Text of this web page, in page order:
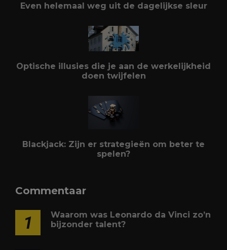
Even helemaal weg uit de dagelijkse sleur
Optische illusies die je aan de werkelijkheid
doen twijfelen
Blackjack: Zijn er strategieën om beter te
spelen?
Commentaar
1
Waarom was Leonardo da Vinci zo’n
bijzonder talent?